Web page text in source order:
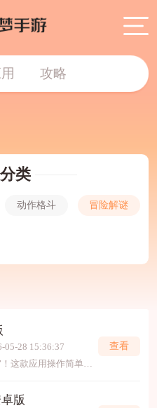
攻略
类
动作格斗 冒险解谜
05-28 15:36:37
欢迎下载“图片编辑”！这款应用操作简单、功能强大，能帮助你轻松美化和处理图片。无论是裁剪、调整亮度、添加文字，还是滤镜、美颜，都非常方便使用。适合想要快速制作出精美图片
查看
版